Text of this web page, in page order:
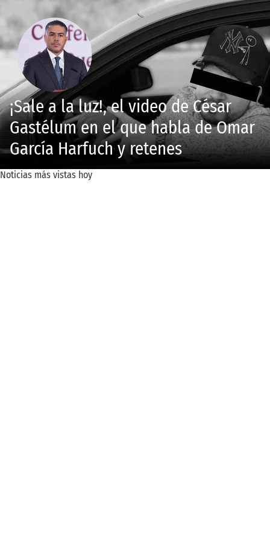
¡Sale a la luz!, el video de César
Gastélum en el que habla de Omar
García Harfuch y retenes
Noticias más vistas hoy